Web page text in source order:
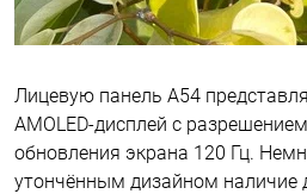
Лицевую панель A54
AMOLED-дисплей с
обновления экрана 120 Гц.
утончённым дизайном наличие